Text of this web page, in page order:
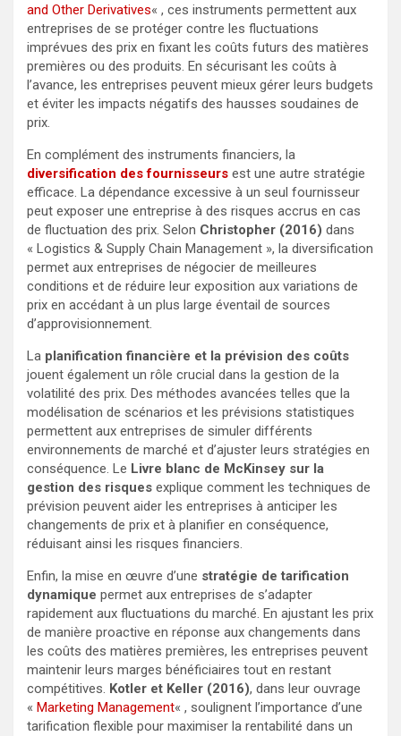
and Other Derivatives« , ces instruments permettent aux
entreprises de se protéger contre les fluctuations
imprévues des prix en fixant les coûts futurs des matières
premières ou des produits. En sécurisant les coûts à
l’avance, les entreprises peuvent mieux gérer leurs budgets
et éviter les impacts négatifs des hausses soudaines de
prix.
En complément des instruments financiers, la
diversification des fournisseurs est une autre stratégie
efficace. La dépendance excessive à un seul fournisseur
peut exposer une entreprise à des risques accrus en cas
de fluctuation des prix. Selon Christopher (2016) dans
« Logistics & Supply Chain Management », la diversification
permet aux entreprises de négocier de meilleures
conditions et de réduire leur exposition aux variations de
prix en accédant à un plus large éventail de sources
d’approvisionnement.
La planification financière et la prévision des coûts
jouent également un rôle crucial dans la gestion de la
volatilité des prix. Des méthodes avancées telles que la
modélisation de scénarios et les prévisions statistiques
permettent aux entreprises de simuler différents
environnements de marché et d’ajuster leurs stratégies en
conséquence. Le Livre blanc de McKinsey sur la
gestion des risques explique comment les techniques de
prévision peuvent aider les entreprises à anticiper les
changements de prix et à planifier en conséquence,
réduisant ainsi les risques financiers.
Enfin, la mise en œuvre d’une stratégie de tarification
dynamique permet aux entreprises de s’adapter
rapidement aux fluctuations du marché. En ajustant les prix
de manière proactive en réponse aux changements dans
les coûts des matières premières, les entreprises peuvent
maintenir leurs marges bénéficiaires tout en restant
compétitives. Kotler et Keller (2016), dans leur ouvrage
« Marketing Management« , soulignent l’importance d’une
tarification flexible pour maximiser la rentabilité dans un